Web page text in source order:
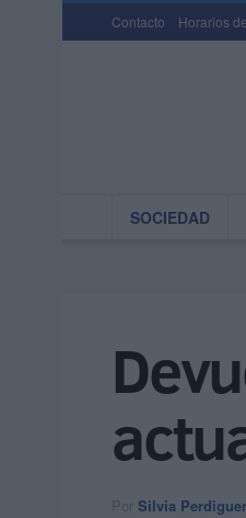
Contacto Horarios
SOCIEDAD
Por Silvia